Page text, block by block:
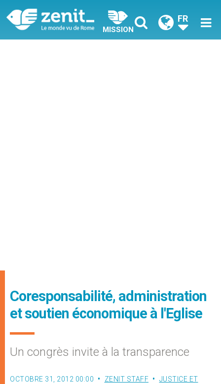
MISSION
FR
Coresponsabilité, administration
et soutien économique à l'Eglise
Un congrès invite à la transparence
OCTOBRE 31, 2012 00:00 ZENIT STAFF
JUSTICE ET